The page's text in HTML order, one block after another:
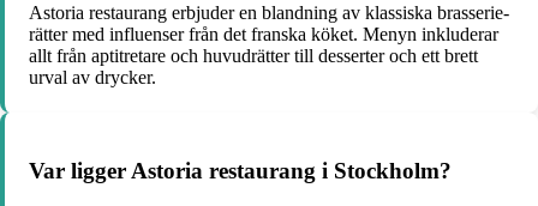
Astoria restaurang erbjuder en blandning av klassiska brasserie-
rätter med influenser från det franska köket. Menyn inkluderar
allt från aptitretare och huvudrätter till desserter och ett brett
urval av drycker.
Var ligger Astoria restaurang i Stockholm?